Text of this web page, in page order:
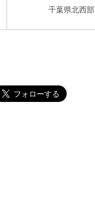
千葉県北西部